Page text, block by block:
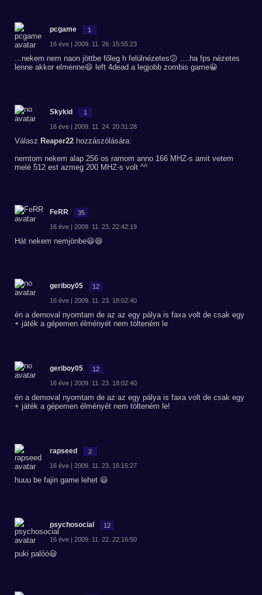
pcgame 1
16 éve | 2009. 11. 26. 15:55:23
...nekem nem naon jöttbe főleg h felülnézetes😕 ....ha fps nézetes
lenne akkor elmenne😃 left 4dead a legjobb zombis game😀
Skykid 1
16 éve | 2009. 11. 24. 20:31:28
Válasz Reaper22 hozzászólására:
nemtom nekem alap 256 os ramom anno 166 MHZ-s amit vetem
melé 512 est azmeg 200 MHZ-s volt ^^
FeRR 35
16 éve | 2009. 11. 23. 22:42:19
Hát nekem nemjönbe😃😆
geriboy05 12
16 éve | 2009. 11. 23. 18:02:40
én a demoval nyomtam de az az egy pálya is faxa volt de csak egy
+ játék a gépemen élményét nem tölteném le
geriboy05 12
16 éve | 2009. 11. 23. 18:02:40
én a demoval nyomtam de az az egy pálya is faxa volt de csak egy
+ játék a gépemen élményét nem tölteném le!
rapseed 2
16 éve | 2009. 11. 23. 16:15:27
huuu be fajin game lehet 😃
psychosocial 12
16 éve | 2009. 11. 22. 22:16:50
puki palóó😃